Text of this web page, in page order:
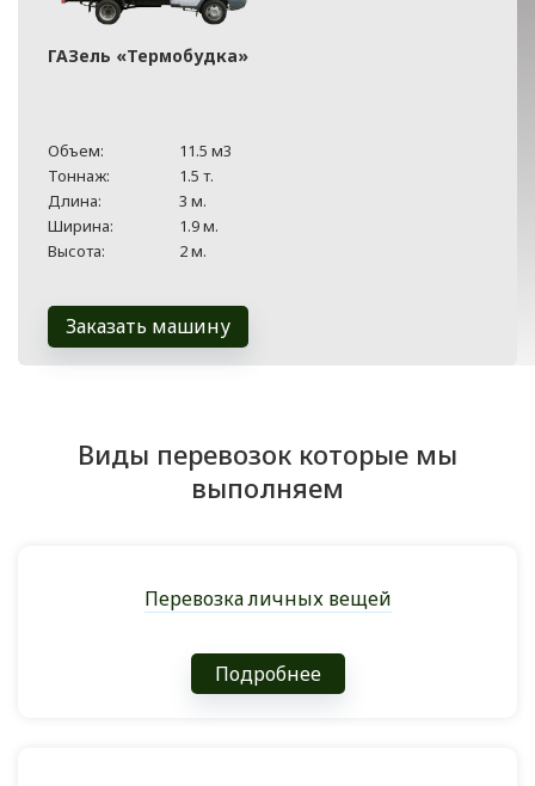
ГАЗель «Термобудка»
Объем:
11.5 м3
Тоннаж:
1.5 т.
Длина:
3 м.
Ширина:
1.9 м.
Высота:
2 м.
Заказать машину
Виды перевозок которые мы
выполняем
Перевозка личных вещей
Подробнее